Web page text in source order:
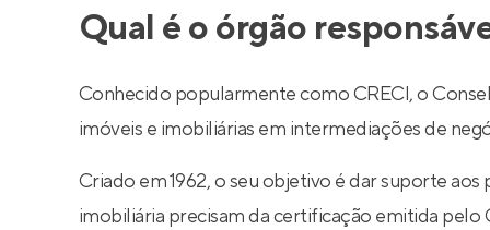
Qual é o órgão
Conhecido popularmente como CRECI, o
imóveis e imobiliárias em intermediações de
Criado em 1962, o seu objetivo é dar suporte
imobiliária precisam da certificação emitida pelo